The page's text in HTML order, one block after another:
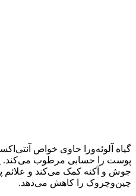
گیاه آلوئه‌ورا حاوی خواص
پوست را حسابی مرطوب می‌کند.
جوش و آکنه کمک می‌کند و
چین‌وچروک را کاهش می‌دهد.